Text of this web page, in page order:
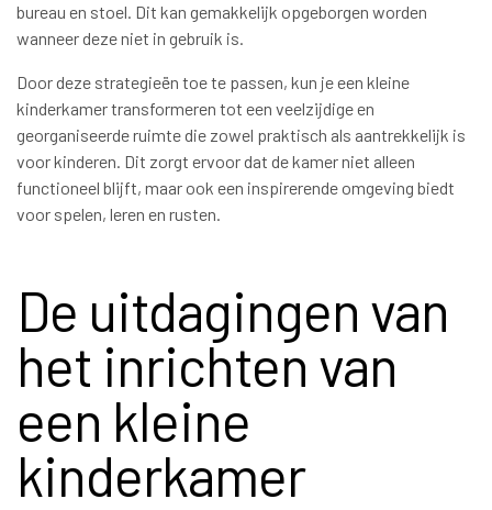
bureau en stoel. Dit kan gemakkelijk opgeborgen worden
wanneer deze niet in gebruik is.
Door deze strategieën toe te passen, kun je een kleine
kinderkamer transformeren tot een veelzijdige en
georganiseerde ruimte die zowel praktisch als aantrekkelijk is
voor kinderen. Dit zorgt ervoor dat de kamer niet alleen
functioneel blijft, maar ook een inspirerende omgeving biedt
voor spelen, leren en rusten.
De uitdagingen van
het inrichten van
een kleine
kinderkamer